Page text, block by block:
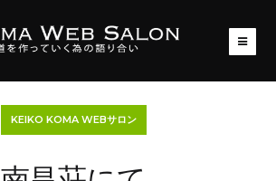
KEIKO KOMA WEBサロン